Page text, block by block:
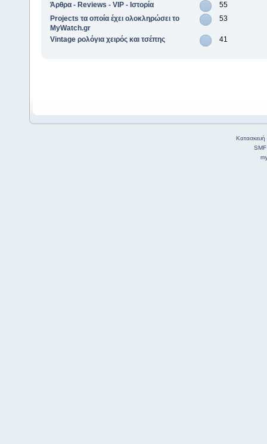
Άρθρα - Reviews - VIP - Ιστορία
55
Projects τα οποία έχει ολοκληρώσει το
MyWatch.gr
53
Vintage ρολόγια χειρός και τσέπης 41
Κατασκευή